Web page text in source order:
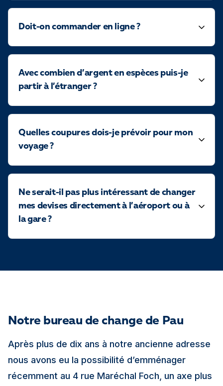
Doit-on commander en ligne ?
Avec combien d’argent en espèces puis-je
partir à l’étranger ?
Quelles coupures dois-je prévoir pour mon
voyage ?
Ne serait-il pas plus intéressant de changer
mes devises directement à l’aéroport ou à
la gare ?
Notre bureau de change de Pau
Après plus de dix ans à notre ancienne adresse
nous avons eu la possibilité d’emménager
récemment au 4 rue Maréchal Foch, un axe plus